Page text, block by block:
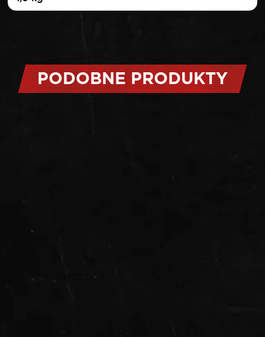
PODOBNE PRODUKTY